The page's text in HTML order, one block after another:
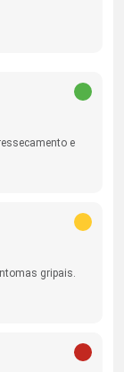
e
gripais.